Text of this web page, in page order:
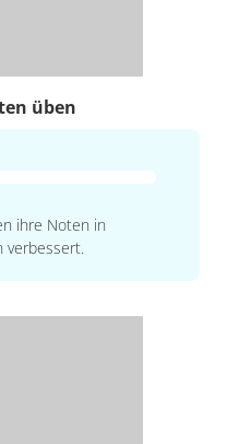
üben
ihre Noten in
verbessert.